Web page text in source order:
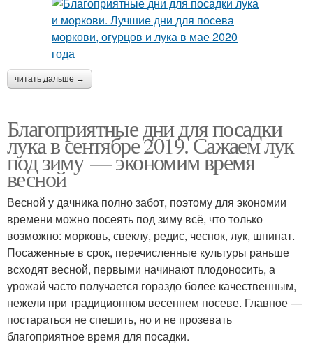
читать дальше →
Благоприятные дни для посадки
лука в сентябре 2019. Сажаем лук
под зиму — экономим время
весной
Весной у дачника полно забот, поэтому для экономии
времени можно посеять под зиму всё, что только
возможно: морковь, свеклу, редис, чеснок, лук, шпинат.
Посаженные в срок, перечисленные культуры раньше
всходят весной, первыми начинают плодоносить, а
урожай часто получается гораздо более качественным,
нежели при традиционном весеннем посеве. Главное —
постараться не спешить, но и не прозевать
благоприятное время для посадки.